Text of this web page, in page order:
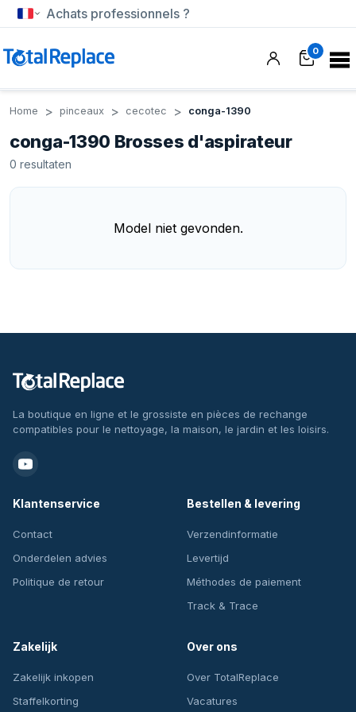
Achats professionnels ?
0
Home pinceaux cecotec conga-1390
conga-1390 Brosses d'aspirateur
0 resultaten
Model niet gevonden.
La boutique en ligne et le grossiste en pièces de rechange
compatibles pour le nettoyage, la maison, le jardin et les loisirs.
Klantenservice
Contact
Onderdelen advies
Politique de retour
Bestellen & levering
Verzendinformatie
Levertijd
Méthodes de paiement
Track & Trace
Zakelijk
Zakelijk inkopen
Staffelkorting
Over ons
Over TotalReplace
Vacatures